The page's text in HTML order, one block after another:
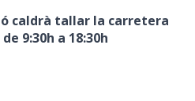
caldrà tallar la carretera
9:30h a 18:30h